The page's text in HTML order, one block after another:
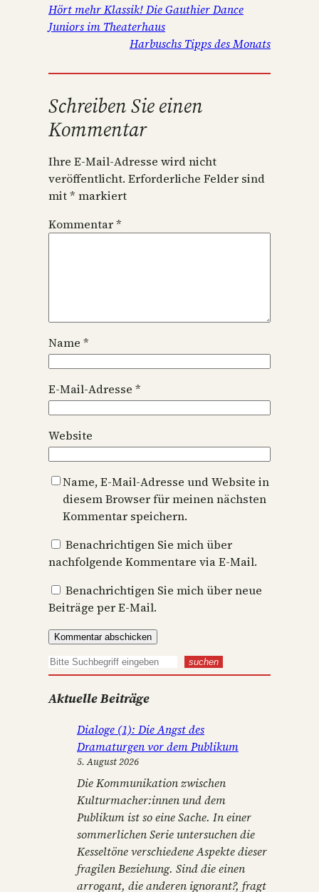
Hört mehr Klassik! Die Gauthier Dance
Juniors im Theaterhaus
Harbuschs Tipps des Monats
Schreiben Sie einen
Kommentar
Ihre E-Mail-Adresse wird nicht
veröffentlicht. Erforderliche Felder sind
mit* markiert
Kommentar*
Name *
E-Mail-Adresse *
Website
Name, E-Mail-Adresse und Website in
diesem Browser für meinen nächsten
Kommentar speichern.
Benachrichtigen Sie mich über
nachfolgende Kommentare via E-Mail.
Benachrichtigen Sie mich über neue
Beiträge per E-Mail.
S
c
suchen
Aktuelle Beiträge
Dialoge (1): Die Angst des
Dramaturgen vor dem Publikum
5. August 2026
Die Kommunikation zwischen
Kulturmacher:innen und dem
Publikum ist so eine Sache. In einer
sommerlichen Serie untersuchen die
Kesseltöne verschiedene Aspekte dieser
fragilen Beziehung. Sind die einen
arrogant, die anderen ignorant?, fragt